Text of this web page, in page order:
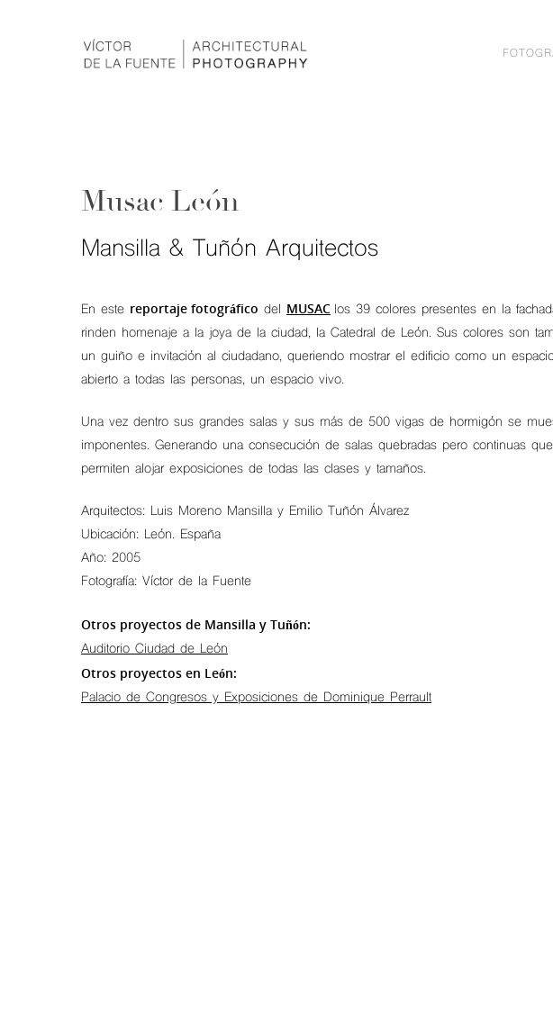
Musac León
Mansilla & Tuñón Arquitectos
En este reportaje fotográfico del MUSAC los 39 colores presentes en la
rinden homenaje a la joya de la ciudad, la Catedral de León. Sus colores son
un guiño e invitación al ciudadano, queriendo mostrar el edificio como un
abierto a todas las personas, un espacio vivo.
Una vez dentro sus grandes salas y sus más de 500 vigas de hormigón se
imponentes. Generando una consecución de salas quebradas pero continuas que
permiten alojar exposiciones de todas las clases y tamaños.
Arquitectos: Luis Moreno Mansilla y Emilio Tuñón Álvarez
Ubicación: León. España
Año: 2005
Fotografía: Víctor de la Fuente
Otros proyectos de Mansilla y Tuñón:
Auditorio Ciudad de León
Otros proyectos en León:
Palacio de Congresos y Exposiciones de Dominique Perrault